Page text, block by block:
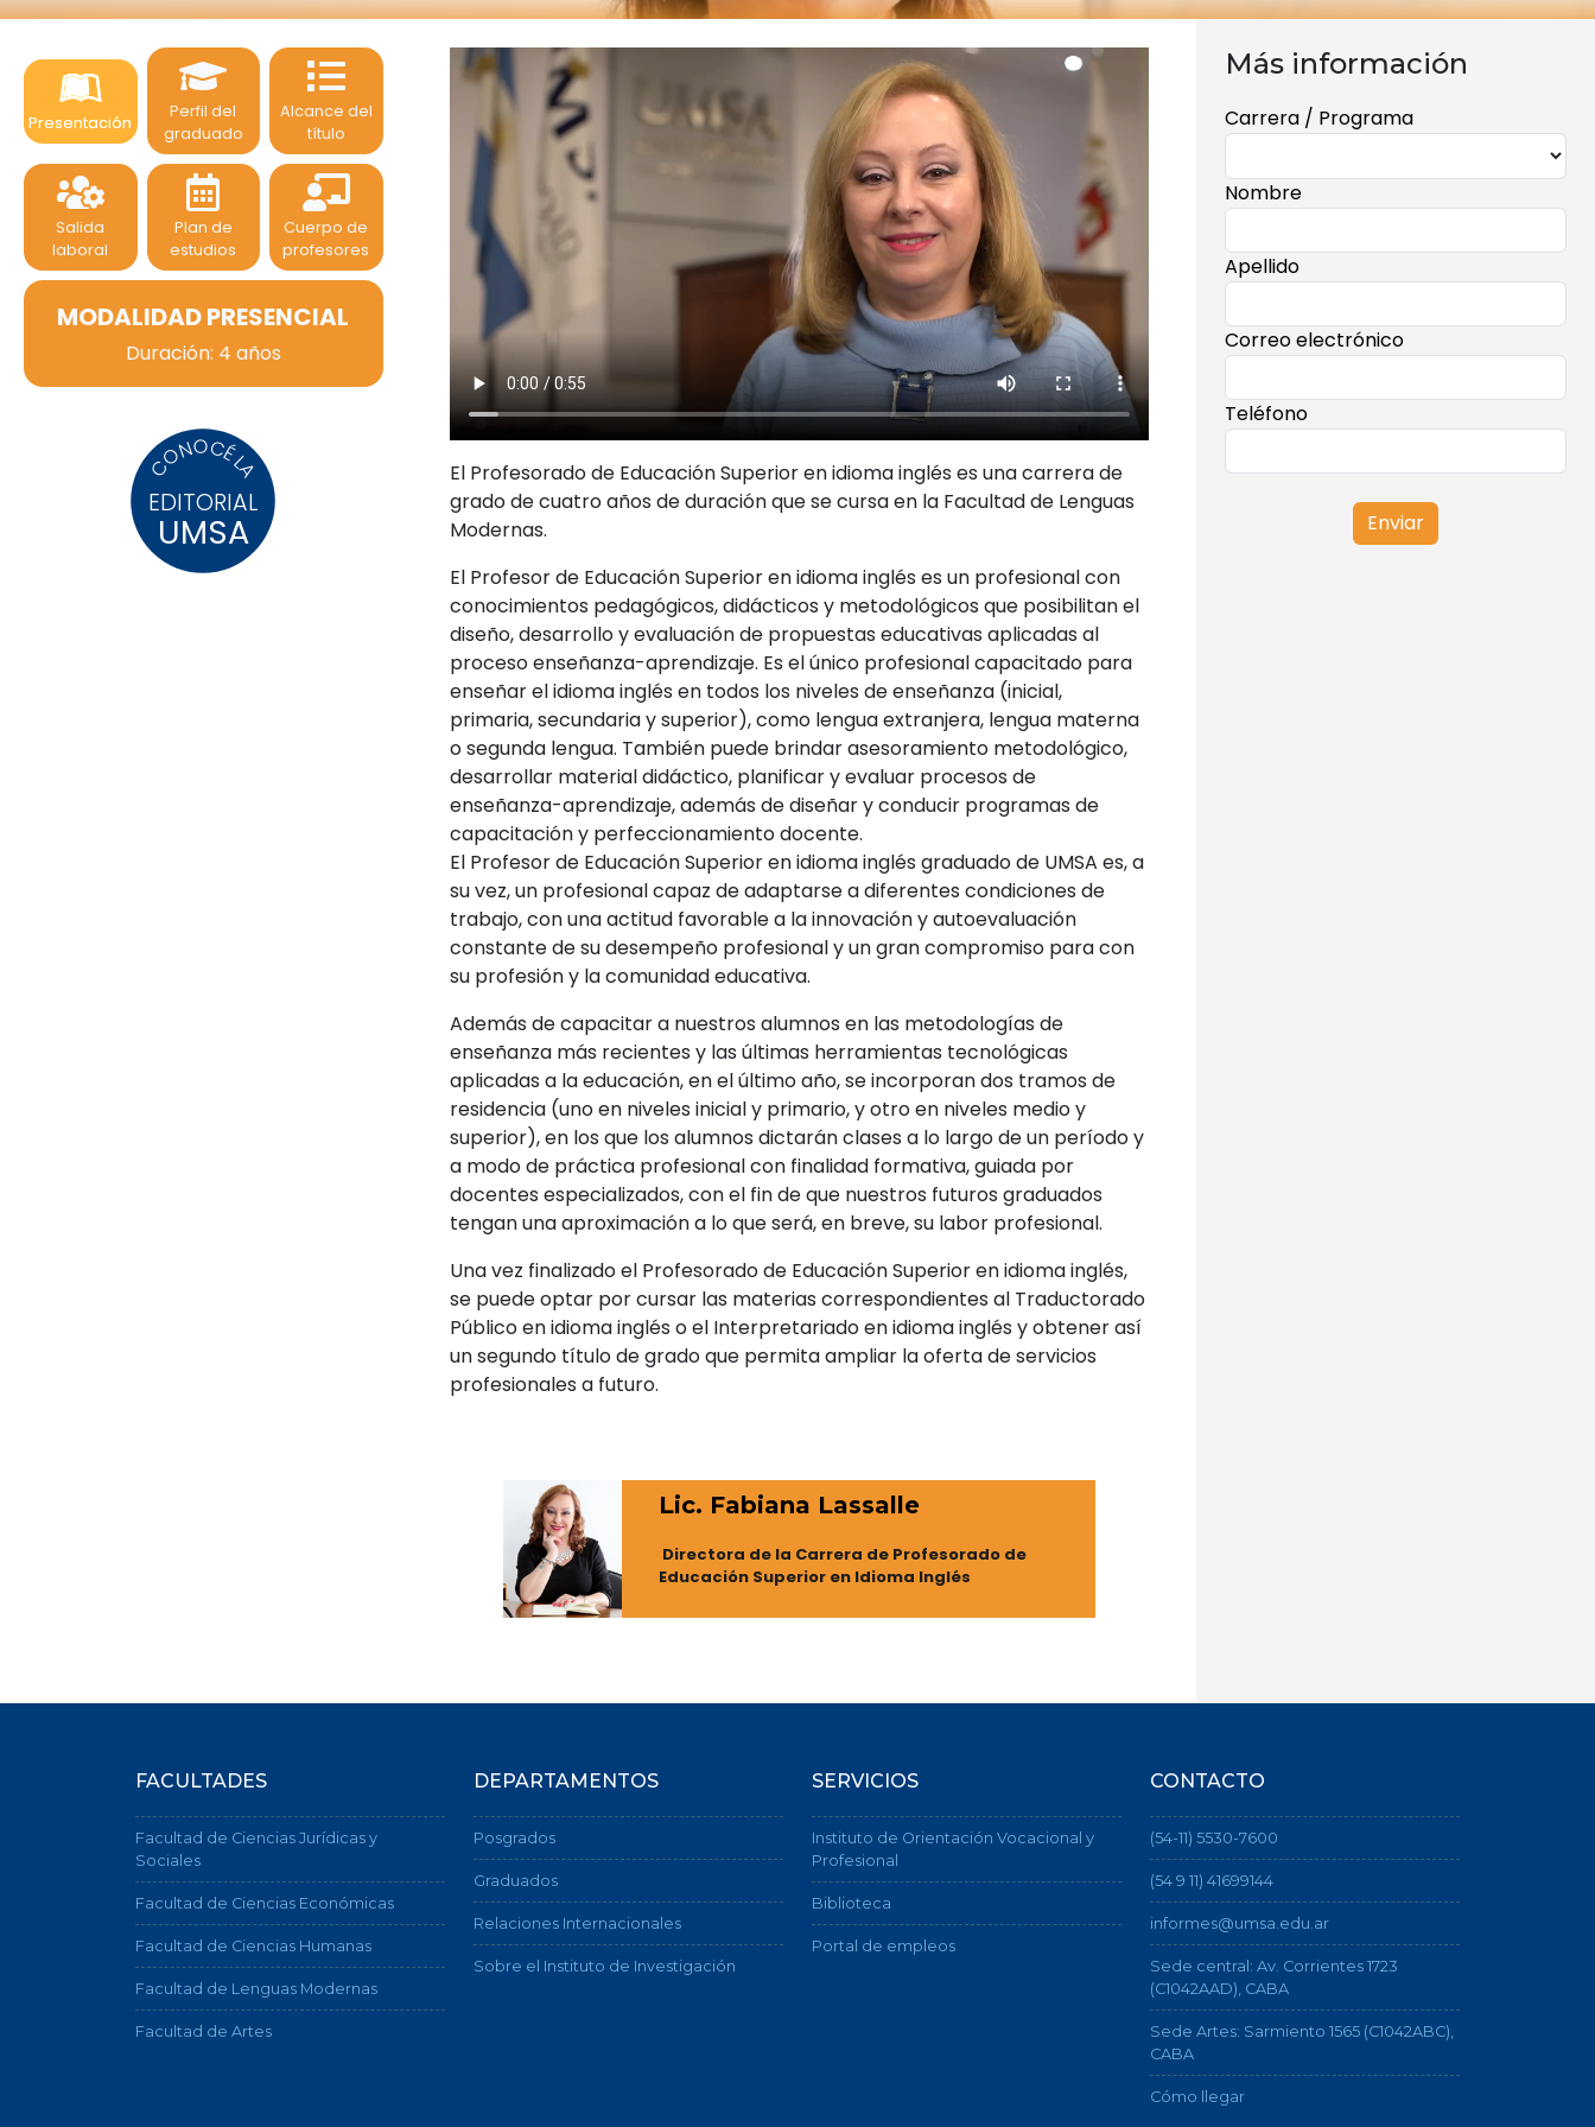
Presentación
Perfil del
graduado
Alcance del
título
Salida
laboral
Plan de
estudios
Cuerpo de
profesores
MODALIDAD PRESENCIAL
Duración: 4 años
CONOCÉ LA
EDITORIAL
UMSA
El Profesorado de Educación Superior en idioma inglés es una carrera de
grado de cuatro años de duración que se cursa en la Facultad de Lenguas
Modernas.
El Profesor de Educación Superior en idioma inglés es un profesional con
conocimientos pedagógicos, didácticos y metodológicos que posibilitan el
diseño, desarrollo y evaluación de propuestas educativas aplicadas al
proceso enseñanza-aprendizaje. Es el único profesional capacitado para
enseñar el idioma inglés en todos los niveles de enseñanza (inicial,
primaria, secundaria y superior), como lengua extranjera, lengua materna
o segunda lengua. También puede brindar asesoramiento metodológico,
desarrollar material didáctico, planificar y evaluar procesos de
enseñanza-aprendizaje, además de diseñar y conducir programas de
capacitación y perfeccionamiento docente.
El Profesor de Educación Superior en idioma inglés graduado de UMSA es, a
su vez, un profesional capaz de adaptarse a diferentes condiciones de
trabajo, con una actitud favorable a la innovación y autoevaluación
constante de su desempeño profesional y un gran compromiso para con
su profesión y la comunidad educativa.
Además de capacitar a nuestros alumnos en las metodologías de
enseñanza más recientes y las últimas herramientas tecnológicas
aplicadas a la educación, en el último año, se incorporan dos tramos de
residencia (uno en niveles inicial y primario, y otro en niveles medio y
superior), en los que los alumnos dictarán clases a lo largo de un período y
a modo de práctica profesional con finalidad formativa, guiada por
docentes especializados, con el fin de que nuestros futuros graduados
tengan una aproximación a lo que será, en breve, su labor profesional.
Una vez finalizado el Profesorado de Educación Superior en idioma inglés,
se puede optar por cursar las materias correspondientes al Traductorado
Público en idioma inglés o el Interpretariado en idioma inglés y obtener así
un segundo título de grado que permita ampliar la oferta de servicios
profesionales a futuro.
Lic. Fabiana Lassalle
Directora de la Carrera de Profesorado de
Educación Superior en Idioma Inglés
Más información
Carrera / Programa
Nombre
Apellido
Correo electrónico
Teléfono
Enviar
FACULTADES
Facultad de Ciencias Jurídicas y
Sociales
Facultad de Ciencias Económicas
Facultad de Ciencias Humanas
Facultad de Lenguas Modernas
Facultad de Artes
DEPARTAMENTOS
Posgrados
Graduados
Relaciones Internacionales
Sobre el Instituto de Investigación
SERVICIOS
Instituto de Orientación Vocacional y
Profesional
Biblioteca
Portal de empleos
CONTACTO
(54-11) 5530-7600
(54 9 11) 41699144
informes@umsa.edu.ar
Sede central: Av. Corrientes 1723
(C1042AAD), CABA
Sede Artes: Sarmiento 1565 (C1042ABC),
CABA
Cómo llegar